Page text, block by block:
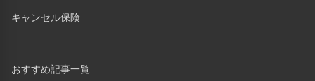
キャンセル保険
おすすめ記事一覧